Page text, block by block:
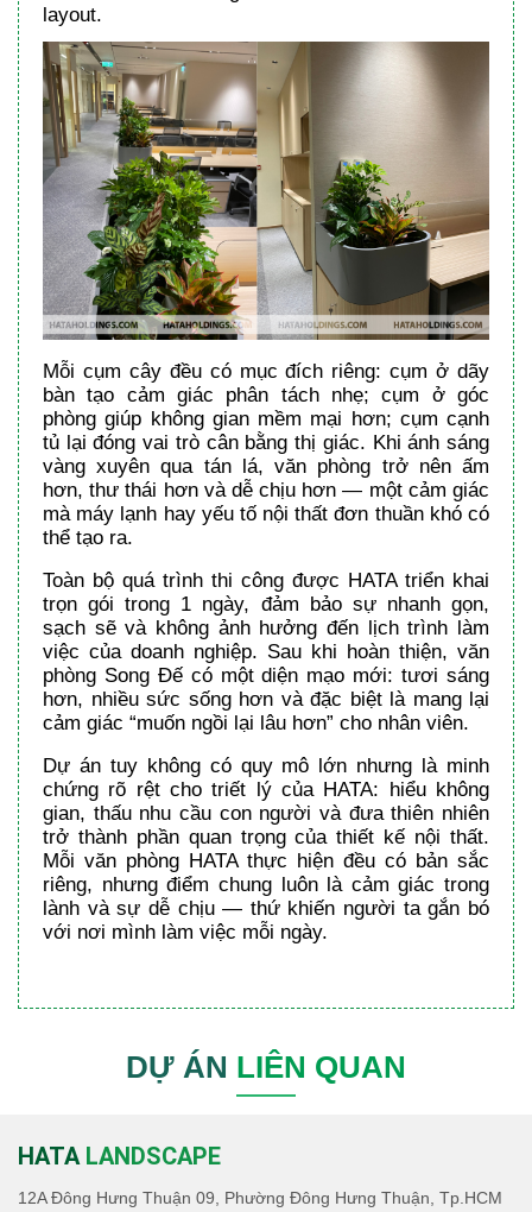
layout.
Mỗi cụm cây đều có mục đích riêng: cụm ở dãy
bàn tạo cảm giác phân tách nhẹ; cụm ở góc
phòng giúp không gian mềm mại hơn; cụm cạnh
tủ lại đóng vai trò cân bằng thị giác. Khi ánh sáng
vàng xuyên qua tán lá, văn phòng trở nên ấm
hơn, thư thái hơn và dễ chịu hơn — một cảm giác
mà máy lạnh hay yếu tố nội thất đơn thuần khó có
thể tạo ra.
Toàn bộ quá trình thi công được HATA triển khai
trọn gói trong 1 ngày, đảm bảo sự nhanh gọn,
sạch sẽ và không ảnh hưởng đến lịch trình làm
việc của doanh nghiệp. Sau khi hoàn thiện, văn
phòng Song Đế có một diện mạo mới: tươi sáng
hơn, nhiều sức sống hơn và đặc biệt là mang lại
cảm giác “muốn ngồi lại lâu hơn” cho nhân viên.
Dự án tuy không có quy mô lớn nhưng là minh
chứng rõ rệt cho triết lý của HATA: hiểu không
gian, thấu nhu cầu con người và đưa thiên nhiên
trở thành phần quan trọng của thiết kế nội thất.
Mỗi văn phòng HATA thực hiện đều có bản sắc
riêng, nhưng điểm chung luôn là cảm giác trong
lành và sự dễ chịu — thứ khiến người ta gắn bó
với nơi mình làm việc mỗi ngày.
DỰ ÁN LIÊN QUAN
HATA LANDSCAPE
12A Đông Hưng Thuận 09, Phường Đông Hưng Thuận, Tp.HCM